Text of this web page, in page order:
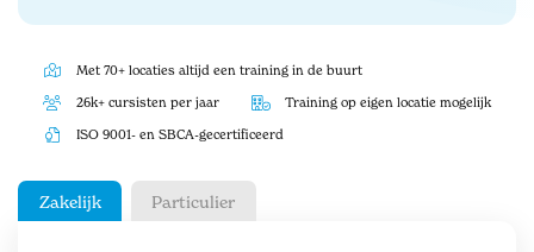
Met 70+ locaties altijd een training in de buurt
26k+ cursisten per jaar Training op eigen locatie mogelijk
ISO 9001- en SBCA-gecertificeerd
Zakelijk Particulier